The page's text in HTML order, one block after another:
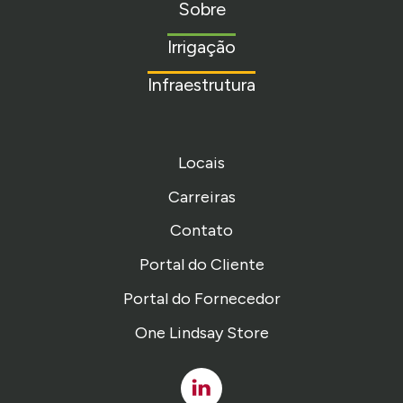
Sobre
Irrigação
Infraestrutura
Locais
Carreiras
Contato
Portal do Cliente
Portal do Fornecedor
One Lindsay Store
Linked